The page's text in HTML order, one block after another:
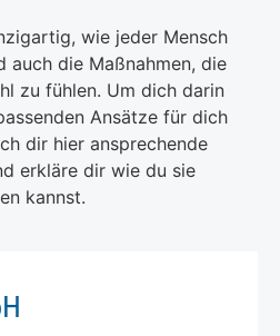
wie jeder Mensch
auch die Maßnahmen, die
zu fühlen. Um dich darin
Ansätze für dich
dir hier ansprechende
erkläre dir wie du sie
kannst.